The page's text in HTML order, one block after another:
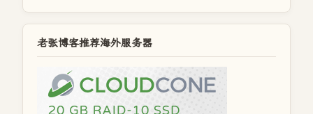
老张博客推荐海外服务器